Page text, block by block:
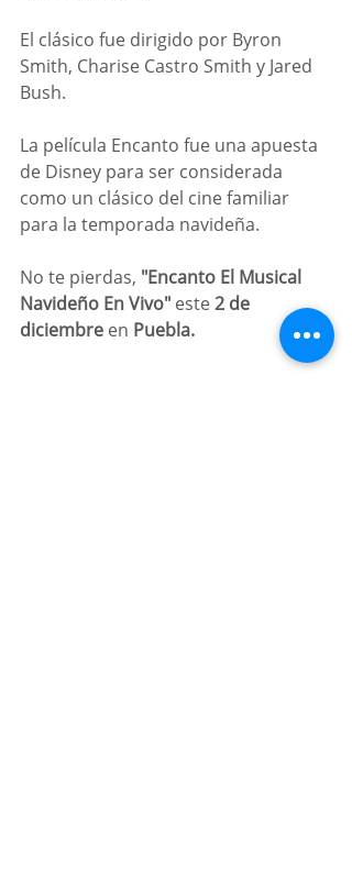
El clásico fue dirigido por Byron
Smith, Charise Castro Smith y Jared
Bush.
La película Encanto fue una apuesta
de Disney para ser considerada
como un clásico del cine familiar
para la temporada navideña.
No te pierdas, "Encanto El Musical
Navideño En Vivo" este 2 de
diciembre en Puebla.